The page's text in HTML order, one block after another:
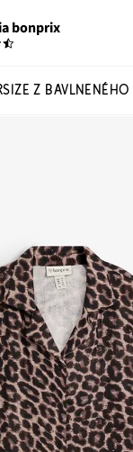
bonprix
Z